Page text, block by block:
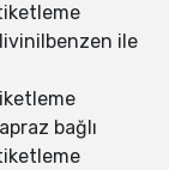
ile
bağlı